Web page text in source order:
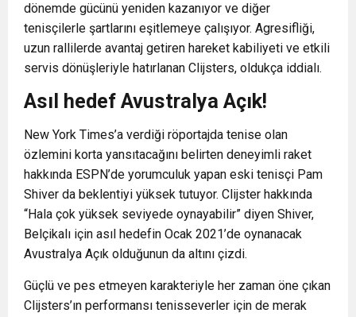
dönemde gücünü yeniden kazanıyor ve diğer
tenisçilerle şartlarını eşitlemeye çalışıyor. Agresifliği,
uzun rallilerde avantaj getiren hareket kabiliyeti ve etkili
servis dönüşleriyle hatırlanan Clijsters, oldukça iddialı.
Asıl hedef Avustralya Açık!
New York Times’a verdiği röportajda tenise olan
özlemini korta yansıtacağını belirten deneyimli raket
hakkında ESPN’de yorumculuk yapan eski tenisçi Pam
Shiver da beklentiyi yüksek tutuyor. Clijster hakkında
“Hala çok yüksek seviyede oynayabilir” diyen Shiver,
Belçikalı için asıl hedefin Ocak 2021’de oynanacak
Avustralya Açık olduğunun da altını çizdi.
Güçlü ve pes etmeyen karakteriyle her zaman öne çıkan
Clijsters’ın performansı tenisseverler için de merak